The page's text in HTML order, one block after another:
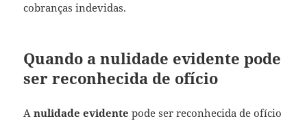
cobranças indevidas.
Quando a nulidade evidente pode
ser reconhecida de ofício
Anulidade evidente pode ser reconhecida de ofício